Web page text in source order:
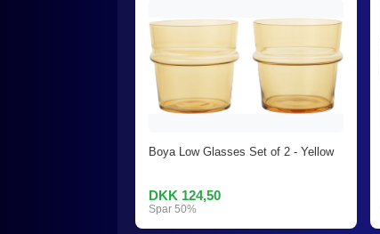
Boya Low Glasses Set of 2 - Yellow
DKK 124,50
Spar 50%